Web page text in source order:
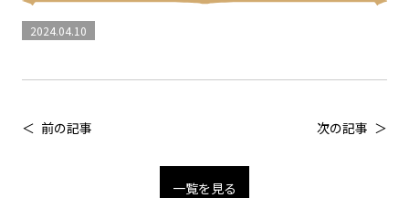
2024.04.10
前の記事 次の記事
一覧を見る